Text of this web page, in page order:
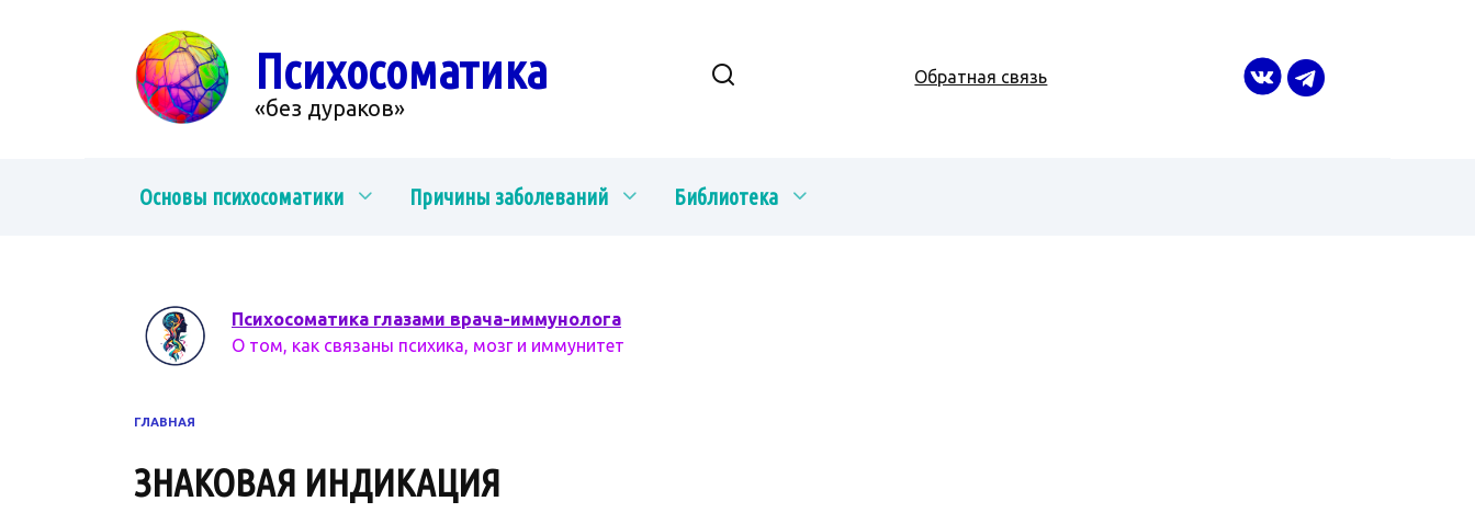
Психосоматика
«без дураков»
Обратная связь
Основы психосоматики Причины заболеваний Библиотека
Психосоматика глазами врача-иммунолога
О том, как связаны психика, мозг и иммунитет
ГЛАВНАЯ
ЗНАКОВАЯ ИНДИКАЦИЯ